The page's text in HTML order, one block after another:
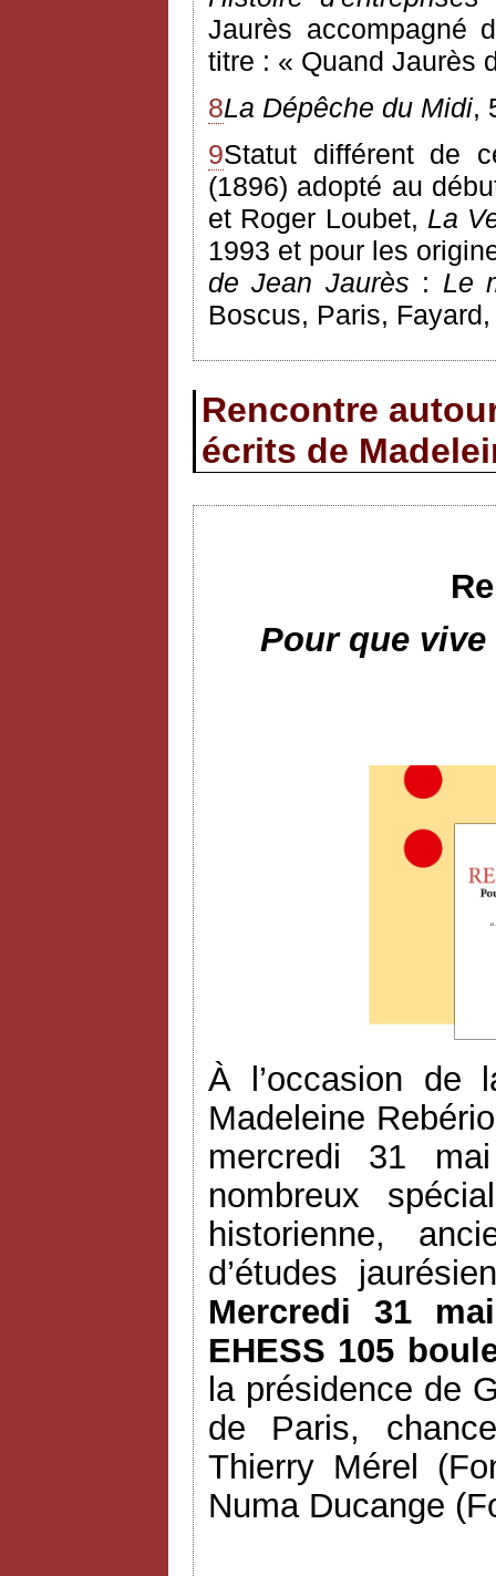
Jaurès accompagné
titre : « Quand Jaurès
8La Dépêche du Midi,
9Statut différent de
(1896) adopté au
et Roger Loubet, La
1993 et pour les
de Jean Jaurès : Le
Boscus, Paris,
Rencontre
écrits de
Pour que
À l’occasion de
Madeleine
mercredi 31
nombreux
historienne,
d’études
Mercredi 31
EHESS 105
la présidence de
de Paris,
Thierry Mérel
Numa Ducange